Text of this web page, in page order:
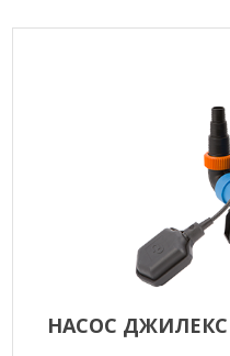
НАСОС ДЖИЛЕКС